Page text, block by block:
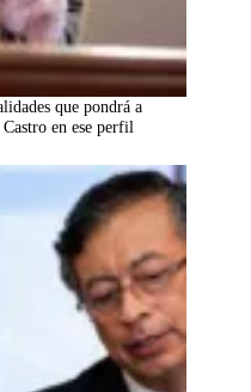
que pondrá a
en ese perfil